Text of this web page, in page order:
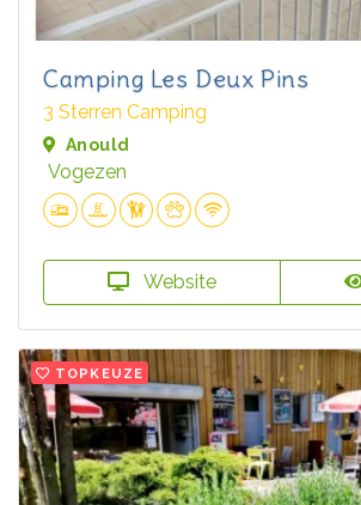
Camping Les Deux Pins
3 Sterren Camping
Anould
Vogezen
Website
TOPKEUZE